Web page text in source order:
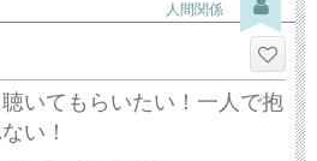
人間関係
いてもらいたい！一人で抱
い！